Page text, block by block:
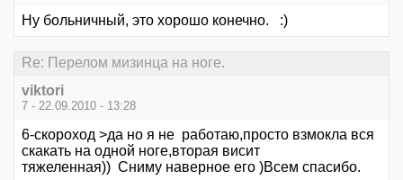
Ну больничный, это хорошо конечно. :)
Re: Перелом мизинца на ноге.
viktori
7 - 22.09.2010 - 13:28
6-скороход >да но я не работаю,просто взмокла вся
скакать на одной ноге,вторая висит
тяжеленная)) Сниму наверное его )Всем спасибо.